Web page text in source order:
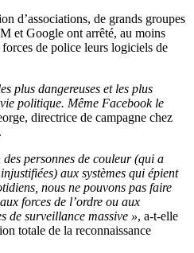
d’associations, de grands groupes
et Google ont arrêté, au moins
de police leurs logiciels de
plus dangereuses et les plus
politique. Même Facebook le
directrice de campagne chez
personnes de couleur (qui a
aux systèmes qui épient
nous ne pouvons pas faire
forces de l’ordre ou aux
de surveillance massive », a-t-elle
totale de la reconnaissance